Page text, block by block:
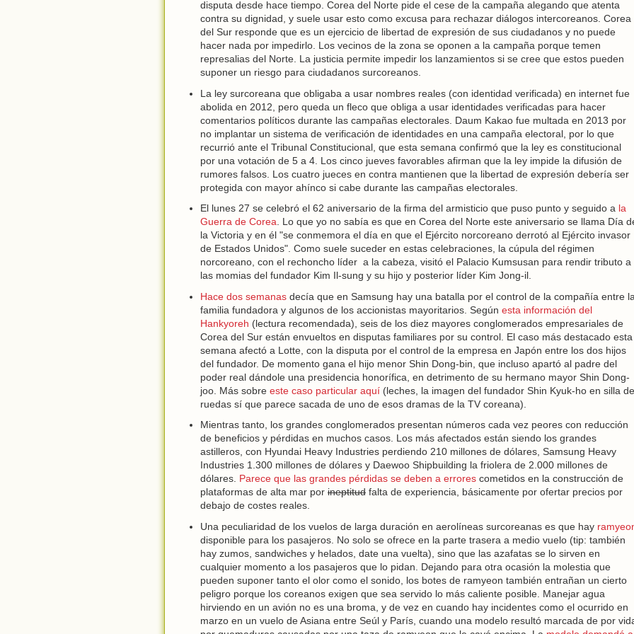
disputa desde hace tiempo. Corea del Norte pide el cese de la campaña alegando que atenta
contra su dignidad, y suele usar esto como excusa para rechazar diálogos intercoreanos. Corea
del Sur responde que es un ejercicio de libertad de expresión de sus ciudadanos y no puede
hacer nada por impedirlo. Los vecinos de la zona se oponen a la campaña porque temen
represalias del Norte. La justicia permite impedir los lanzamientos si se cree que estos pueden
suponer un riesgo para ciudadanos surcoreanos.
La ley surcoreana que obligaba a usar nombres reales (con identidad verificada) en internet fue
abolida en 2012, pero queda un fleco que obliga a usar identidades verificadas para hacer
comentarios políticos durante las campañas electorales. Daum Kakao fue multada en 2013 por
no implantar un sistema de verificación de identidades en una campaña electoral, por lo que
recurrió ante el Tribunal Constitucional, que esta semana confirmó que la ley es constitucional
por una votación de 5 a 4. Los cinco jueves favorables afirman que la ley impide la difusión de
rumores falsos. Los cuatro jueces en contra mantienen que la libertad de expresión debería ser
protegida con mayor ahínco si cabe durante las campañas electorales.
El lunes 27 se celebró el 62 aniversario de la firma del armisticio que puso punto y seguido a la
Guerra de Corea . Lo que yo no sabía es que en Corea del Norte este aniversario se llama Día
la Victoria y en él "se conmemora el día en que el Ejército norcoreano derrotó al Ejército invasor
de Estados Unidos". Como suele suceder en estas celebraciones, la cúpula del régimen
norcoreano, con el rechoncho líder a la cabeza, visitó el Palacio Kumsusan para rendir tributo a
las momias del fundador Kim Il-sung y su hijo y posterior líder Kim Jong-il.
Hace dos semanas decía que en Samsung hay una batalla por el control de la compañía entre
familia fundadora y algunos de los accionistas mayoritarios. Según esta información del
Hankyoreh (lectura recomendada), seis de los diez mayores conglomerados empresariales de
Corea del Sur están envueltos en disputas familiares por su control. El caso más destacado esta
semana afectó a Lotte, con la disputa por el control de la empresa en Japón entre los dos hijos
del fundador. De momento gana el hijo menor Shin Dong-bin, que incluso apartó al padre del
poder real dándole una presidencia honorífica, en detrimento de su hermano mayor Shin Dong-
joo. Más sobre este caso particular aquí (leches, la imagen del fundador Shin Kyuk-ho en silla de
ruedas sí que parece sacada de uno de esos dramas de la TV coreana).
Mientras tanto, los grandes conglomerados presentan números cada vez peores con reducción
de beneficios y pérdidas en muchos casos. Los más afectados están siendo los grandes
astilleros, con Hyundai Heavy Industries perdiendo 210 millones de dólares, Samsung Heavy
Industries 1.300 millones de dólares y Daewoo Shipbuilding la friolera de 2.000 millones de
dólares. Parece que las grandes pérdidas se deben a errores cometidos en la construcción de
plataformas de alta mar por ineptitud falta de experiencia, básicamente por ofertar precios por
debajo de costes reales.
Una peculiaridad de los vuelos de larga duración en aerolíneas surcoreanas es que hay
disponible para los pasajeros. No solo se ofrece en la parte trasera a medio vuelo (tip: también
hay zumos, sandwiches y helados, date una vuelta), sino que las azafatas se lo sirven en
cualquier momento a los pasajeros que lo pidan. Dejando para otra ocasión la molestia que
pueden suponer tanto el olor como el sonido, los botes de ramyeon también entrañan un cierto
peligro porque los coreanos exigen que sea servido lo más caliente posible. Manejar agua
hirviendo en un avión no es una broma, y de vez en cuando hay incidentes como el ocurrido en
marzo en un vuelo de Asiana entre Seúl y París, cuando una modelo resultó marcada de por